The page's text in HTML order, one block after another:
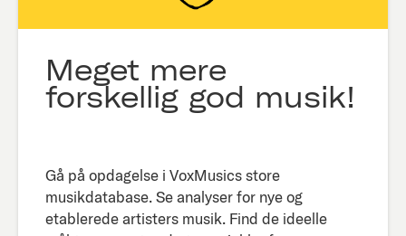
Meget mere
forskellig god musik!
Gå på opdagelse i VoxMusics store
musikdatabase. Se analyser for nye og
etablerede artisters musik. Find de ideelle